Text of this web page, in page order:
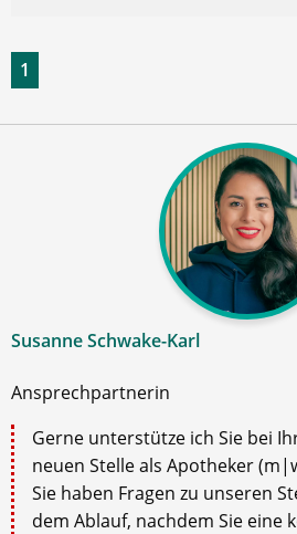
1
Susanne Schwake-Karl
Ansprechpartnerin
Gerne unterstütze ich Sie bei
neuen Stelle als Apotheker
Sie haben Fragen zu unseren
dem Ablauf, nachdem Sie eine